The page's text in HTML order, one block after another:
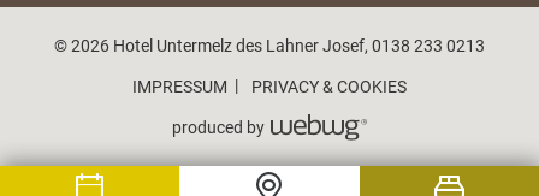
© 2026 Hotel Untermelz des Lahner Josef, 0138 233 0213
IMPRESSUM PRIVACY & COOKIES
produced by